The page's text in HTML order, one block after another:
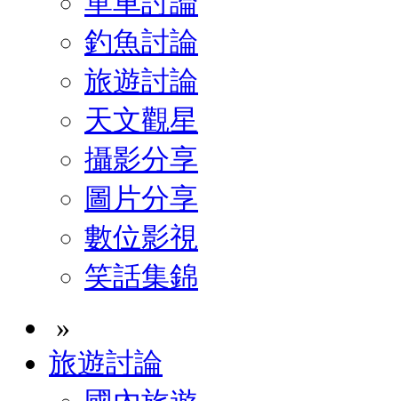
釣魚討論
旅遊討論
天文觀星
攝影分享
圖片分享
數位影視
笑話集錦
»
旅遊討論